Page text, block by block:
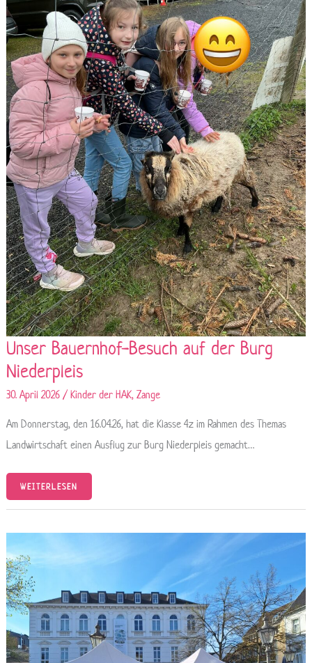
Unser Bauernhof-Besuch auf der Burg
Niederpleis
30. April 2026/Kinder der HAK,Zange
Am Donnerstag, den 16.04.26, hat die Klasse 4z im Rahmen des Themas
Landwirtschaft einen Ausflug zur Burg Niederpleis gemacht…
WEITERLESEN
FREIDAY
DEM
MARKTPLATZ:
KINDER
SETZEN
EIN
STARKES
ZEICHEN
FÜR
UNSERE
ZUKUNFT